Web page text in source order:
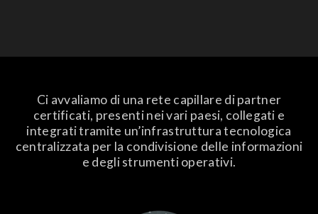
Ci avvaliamo di una rete capillare di partner
certificati, presenti nei vari paesi, collegati e
integrati tramite un’infrastruttura tecnologica
centralizzata per la condivisione delle informazioni
e degli strumenti operativi.